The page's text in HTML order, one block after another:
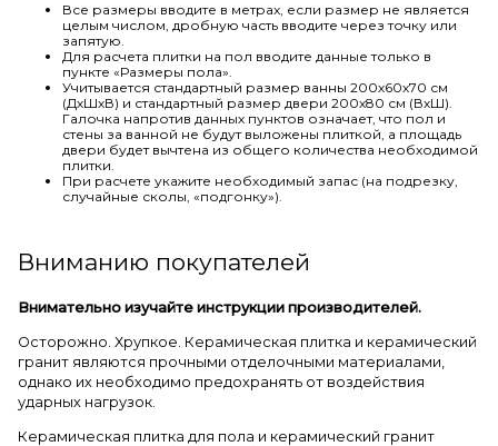
Все размеры вводите в метрах, если размер не является
целым числом, дробную часть вводите через точку или
запятую.
Для расчета плитки на пол вводите данные только в
пункте «Размеры пола».
Учитывается стандартный размер ванны 200х60х70 см
(ДхШхВ) и стандартный размер двери 200х80 см (ВхШ).
Галочка напротив данных пунктов означает, что пол и
стены за ванной не будут выложены плиткой, а площадь
двери будет вычтена из общего количества необходимой
плитки.
При расчете укажите необходимый запас (на подрезку,
случайные сколы, «подгонку»).
Вниманию покупателей
Внимательно изучайте инструкции производителей.
Осторожно. Хрупкое. Керамическая плитка и керамический
гранит являются прочными отделочными материалами,
однако их необходимо предохранять от воздействия
ударных нагрузок.
Керамическая плитка для пола и керамический гранит